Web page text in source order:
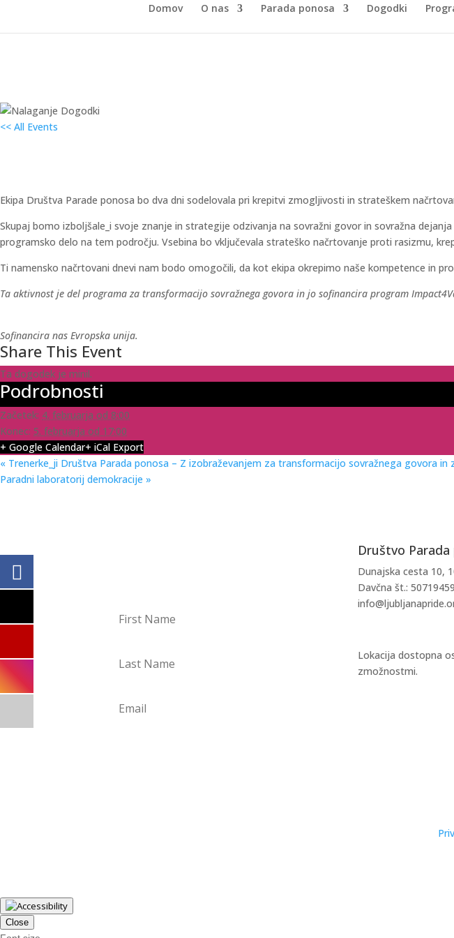
Domov O nas Parada ponosa Dogodki
<< All Events
Ekipa Društva Parade ponosa bo dva dni sodelovala pri krepitvi zmogljivosti in strateškem
Skupaj bomo izboljšale_i svoje znanje in strategije odzivanja na sovražni govor in sovražna
programsko delo na tem področju. Vsebina bo vključevala strateško načrtovanje proti rasizmu,
Ti namensko načrtovani dnevi nam bodo omogočili, da kot ekipa okrepimo naše kompetence in
Ta aktivnost je del programa za transformacijo sovražnega govora in jo sofinancira program
Sofinancira nas Evropska unija.
Share This Event
Ta dogodek je minil.
Podrobnosti
Začetek: 4. februarja od 8:00
Konec: 5. februarja od 17:00
+ Google Calendar+ iCal Export
« Trenerke_ji Društva Parada ponosa – Z izobraževanjem za transformacijo sovražnega govora in
Paradni laboratorij demokracije »
Društvo Parada
Dunajska cesta 10,
Davčna št.: 50719459
Lokacija dostopna
zmožnostmi.
Close